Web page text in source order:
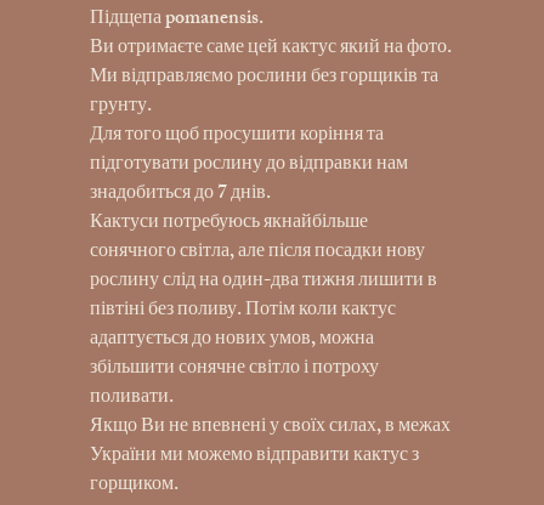
Підщепа pomanensis.
Ви отримаєте саме цей кактус який на фото.
Ми відправляємо рослини без горщиків та
грунту.
Для того щоб просушити коріння та
підготувати рослину до відправки нам
знадобиться до 7 днів.
Кактуси потребуюсь якнайбільше
сонячного світла, але після посадки нову
рослину слід на один-два тижня лишити в
півтіні без поливу. Потім коли кактус
адаптується до нових умов, можна
збільшити сонячне світло і потроху
поливати.
Якщо Ви не впевнені у своїх силах, в межах
України ми можемо відправити кактус з
горщиком.